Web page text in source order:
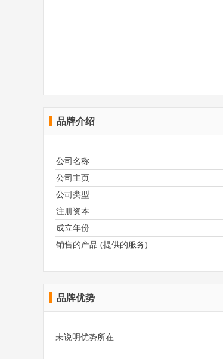
品牌介绍
公司名称
公司主页
公司类型
注册资本
成立年份
销售的产品 (提供的服务)
品牌优势
未说明优势所在